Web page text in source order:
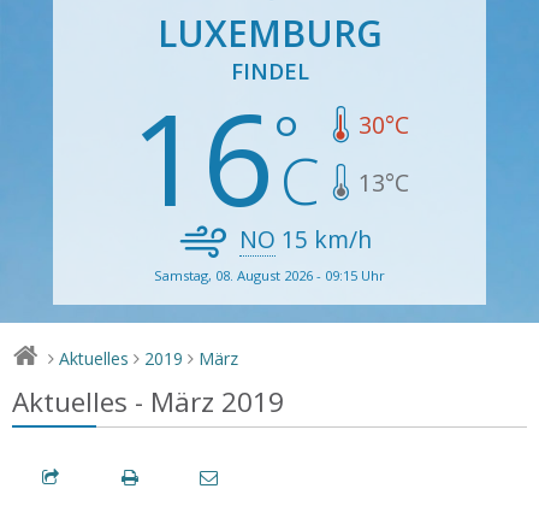
LUXEMBURG
FINDEL
16 30°C
13°C
NO 15 km/h
Samstag, 08. August 2026 - 09:15 Uhr
> Aktuelles > 2019 > März
Aktuelles - März 2019